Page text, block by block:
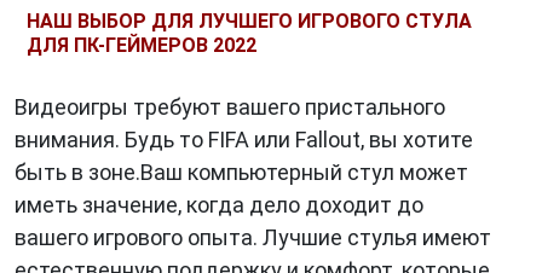
НАШ ВЫБОР ДЛЯ ЛУЧШЕГО ИГРОВОГО СТУЛА
ДЛЯ ПК-ГЕЙМЕРОВ 2022
Видеоигры требуют вашего пристального
внимания. Будь то FIFA или Fallout, вы хотите
быть в зоне.Ваш компьютерный стул может
иметь значение, когда дело доходит до
вашего игрового опыта. Лучшие стулья имеют